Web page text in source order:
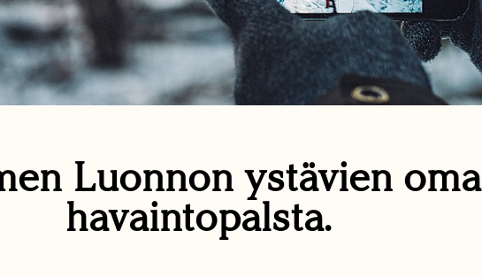
Luonnon ystävien oma
havaintopalsta.